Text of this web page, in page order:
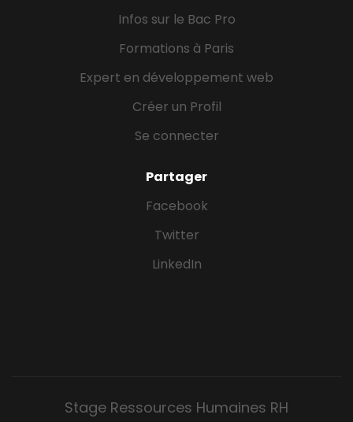
Infos sur le Bac Pro
Formations à Paris
Expert en développement web
Créer un Profil
Se connecter
Partager
Facebook
Twitter
LinkedIn
Stage Ressources Humaines RH